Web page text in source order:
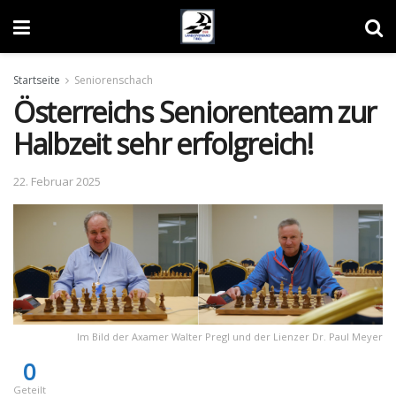
Startseite Seniorenschach
Österreichs Seniorenteam zur
Halbzeit sehr erfolgreich!
22. Februar 2025
Im Bild der Axamer Walter Pregl und der Lienzer Dr. Paul Meyer
0
Geteilt